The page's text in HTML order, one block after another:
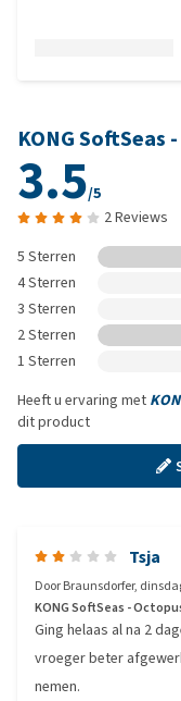
KONG SoftSeas
3.5/5
2 Reviews
5 Sterren
4 Sterren
3 Sterren
2 Sterren
1 Sterren
Heeft u ervaring met
dit product
Tsja
DoorBraunsdorfer,
KONG SoftSeas -
Ging helaas al na 2
vroeger beter
nemen.